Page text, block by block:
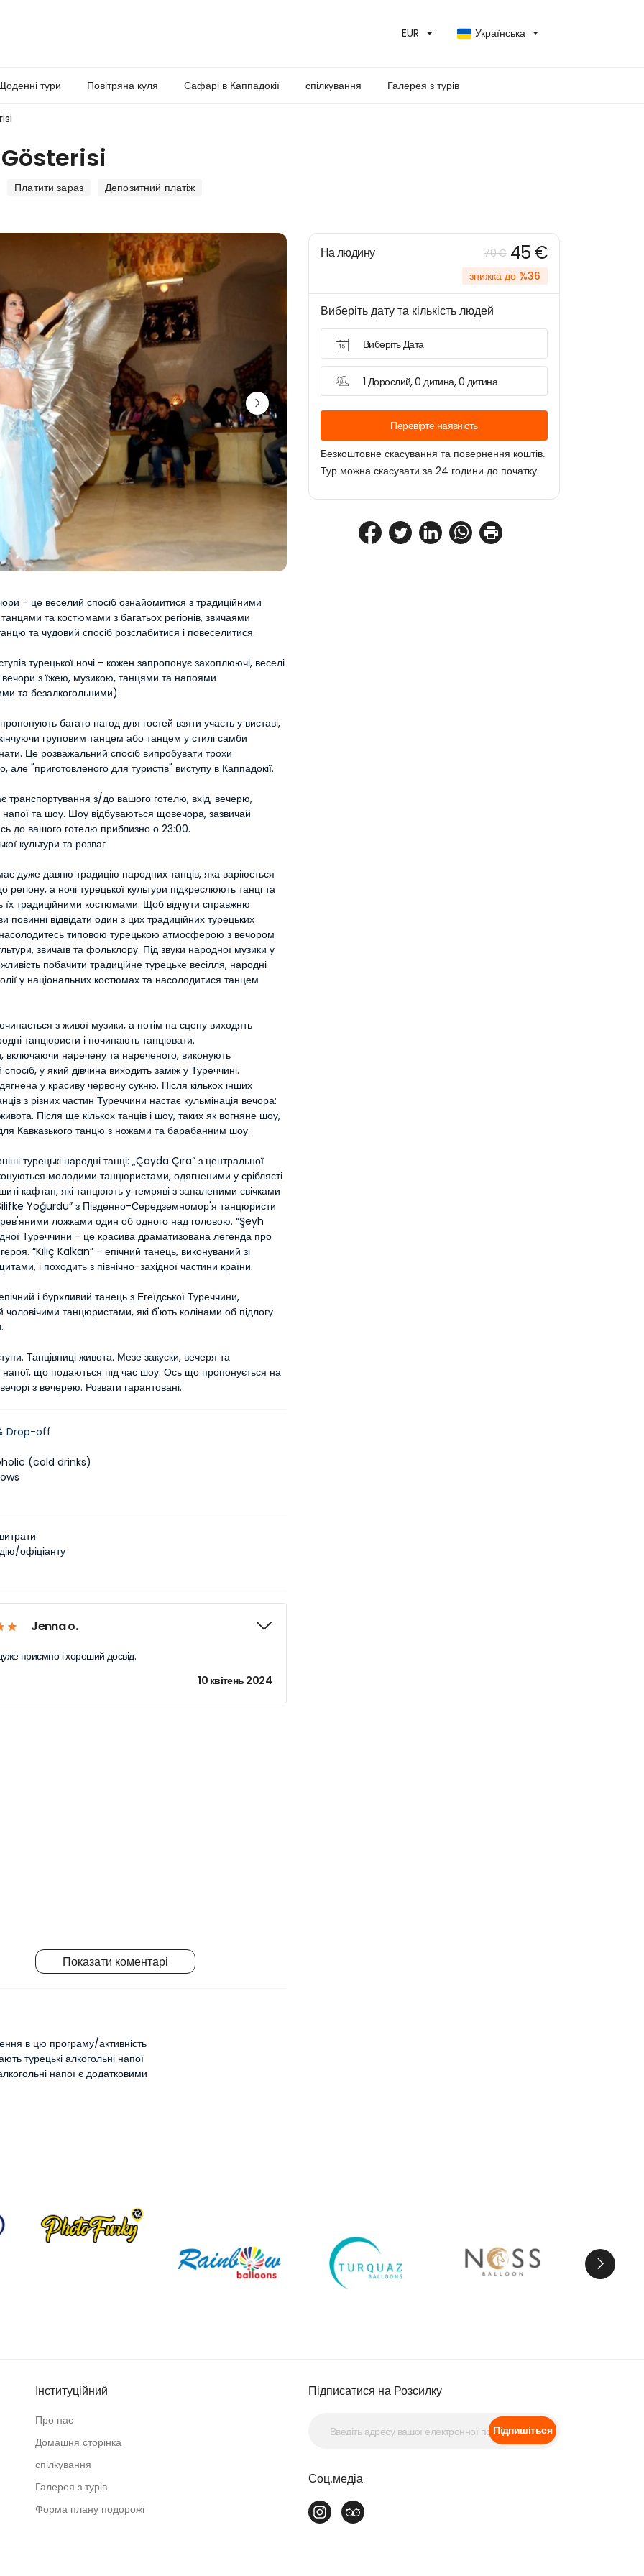
EUR Українська
тури Повітряна куля Сафарі в Каппадокії спілкування Галерея з турів
Платити зараз
Депозитний платіж
- це веселий спосіб ознайомитися з традиційними
та костюмами з багатьох регіонів, звичаями
та чудовий спосіб розслабитися і повеселитися.
турецької ночі - кожен запропонує захоплюючі, веселі
вечори з їжею, музикою, танцями та напоями
та безалкогольними).
багато нагод для гостей взяти участь у виставі,
груповим танцем або танцем у стилі самби
Це розважальний спосіб випробувати трохи
але "приготовленого для туристів" виступу в Каппадокії.
транспортування з/до вашого готелю, вхід, вечерю,
та шоу. Шоу відбуваються щовечора, зазвичай
до вашого готелю приблизно о 23:00.
культури та розваг
дуже давню традицію народних танців, яка варіюється
регіону, а ночі турецької культури підкреслюють танці та
традиційними костюмами. Щоб відчути справжню
повинні відвідати один з цих традиційних турецьких
типовою турецькою атмосферою з вечором
звичаїв та фольклору. Під звуки народної музики у
побачити традиційне турецьке весілля, народні
у національних костюмах та насолодитися танцем
з живої музики, а потім на сцену виходять
танцюристи і починають танцювати.
включаючи наречену та нареченого, виконують
у який дівчина виходить заміж у Туреччині.
у красиву червону сукню. Після кількох інших
з різних частин Туреччини настає кульмінація вечора:
Після ще кількох танців і шоу, таких як вогняне шоу,
Кавказького танцю з ножами та барабанним шоу.
турецькі народні танці: „Çayda Çıra” з центральної
молодими танцюристами, одягненими у сріблясті
кафтан, які танцюють у темряві з запаленими свічками
Yoğurdu” з Південно-Середземномор'я танцюристи
ложками один об одного над головою. “Şeyh
Туреччини - це красива драматизована легенда про
“Kılıç Kalkan” - епічний танець, виконуваний зі
і походить з північно-західної частини країни.
і бурхливий танець з Егеїдської Туреччини,
чоловічими танцюристами, які б'ють колінами об підлогу
Танцівниці живота. Мезе закуски, вечеря та
що подаються під час шоу. Ось що пропонується на
з вечерею. Розваги гарантовані.
Drop-off
(cold drinks)
офіціанту
Jenna o.
приємно і хороший досвід.
10 квітень 2024
Показати коментарі
в цю програму/активність
турецькі алкогольні напої
напої є додатковими
На людину 70 € 45 €
знижка до %36
Виберіть дату та кількість людей
Виберіть Дата
1 Дорослий, 0 дитина, 0 дитина
Перевірте наявність
Безкоштовне скасування та повернення коштів.
Тур можна скасувати за 24 години до початку.
Інституційний
Про нас
Домашня сторінка
спілкування
Галерея з турів
Форма плану подорожі
Підписатися на Розсилку
Підпишіться
Соц.медіа